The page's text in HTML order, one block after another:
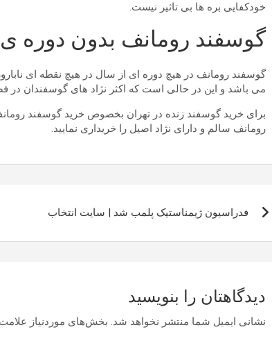
خودکفایی بره ها بی تاثیر نیست.
گوسفند رومانف بدون دوره
گوسفند رومانف در هیچ دوره ای از سال در هیچ نقطه ای
می باشد و این در حالی است که اکثر نژاد های گوسفندان در
برای خرید گوسفند زنده در تهران بخصوص خرید گوسفند
رومانف سالم و دارای نژاد اصیل را خریداری نمایید.
نوشته
فدراسیون ژیمناستیک پلمب شد | سایت انتخاب
دیدگاهتان را بنویسید
نشانی ایمیل شما منتشر نخواهد شد. بخش‌های موردنیاز